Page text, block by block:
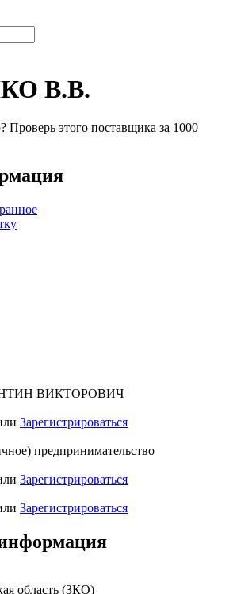
В.В.
Проверь этого поставщика за 1000
ВИКТОРОВИЧ
Зарегистрироваться
предпринимательство
Зарегистрироваться
Зарегистрироваться
область (ЗКО)